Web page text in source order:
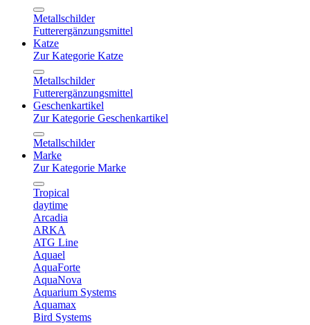
Metallschilder
Futterergänzungsmittel
Katze
Zur Kategorie Katze
Metallschilder
Futterergänzungsmittel
Geschenkartikel
Zur Kategorie Geschenkartikel
Metallschilder
Marke
Zur Kategorie Marke
Tropical
daytime
Arcadia
ARKA
ATG Line
Aquael
AquaForte
AquaNova
Aquarium Systems
Aquamax
Bird Systems